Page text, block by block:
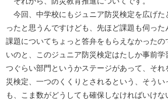
今回、中学校にもジュニア防災検定を広げた
ったと思うんですけども、先ほど課題も伺っ
課題についてちょっと答弁をもらえなかったの
いのと、このジュニア防災検定はたしか事前学
つぐらい部門というかステージがあって、そ
災検定、一つのくくりとされるという、そう
も、こま数がどうしても確保しなければいけ